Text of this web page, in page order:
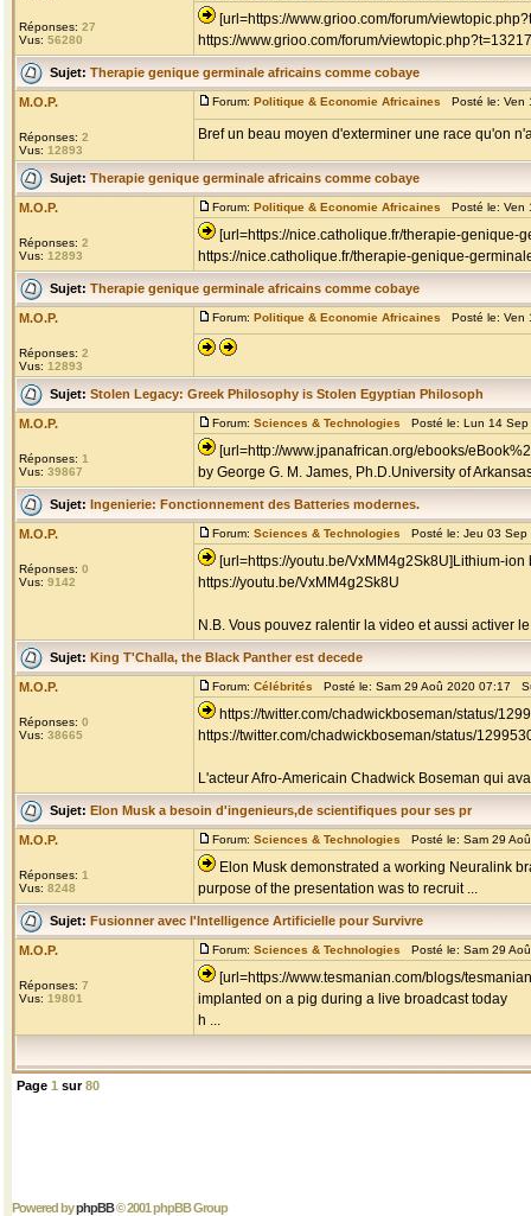
Réponses: 27
Vus: 56280
[url=https://www.grioo.com/forum/
https://www.grioo.com/forum/viewtopic.php?t=13217
Sujet: Therapie genique germinale africains comme cobaye
M.O.P.
Réponses: 2
Vus: 12893
Forum: Politique & Economie Africaines Posté le: Ven
Bref un beau moyen d'exterminer une race qu'on
Sujet: Therapie genique germinale africains comme cobaye
M.O.P.
Réponses: 2
Vus: 12893
Forum: Politique & Economie Africaines Posté le: Ven
[url=https://nice.catholique.fr/therapie-genique-
https://nice.catholique.fr/therapie-genique-
Sujet: Therapie genique germinale africains comme cobaye
M.O.P.
Réponses: 2
Vus: 12893
Forum: Politique & Economie Africaines Posté le: Ven
Sujet: Stolen Legacy: Greek Philosophy is Stolen Egyptian Philosoph
M.O.P.
Réponses: 1
Vus: 39867
Forum: Sciences & Technologies Posté le: Lun 14
[url=http://www.jpanafrican.org/ebooks/
by George G. M. James, Ph.D.University of
Sujet: Ingenierie: Fonctionnement des Batteries modernes.
M.O.P.
Réponses: 0
Vus: 9142
Forum: Sciences & Technologies Posté le: Jeu 03
[url=https://youtu.be/VxMM4g2Sk8U]Lithium-ion
https://youtu.be/VxMM4g2Sk8U
N.B. Vous pouvez ralentir la video et aussi activer
Sujet: King T'Challa, the Black Panther est decede
M.O.P.
Réponses: 0
Vus: 38665
Forum: Célébrités Posté le: Sam 29 Aoû 2020 07:17
https://twitter.com/chadwickboseman/status/
https://twitter.com/chadwickboseman/status/
L'acteur Afro-Americain Chadwick Boseman qui
Sujet: Elon Musk a besoin d'ingenieurs,de scientifiques pour ses pr
M.O.P.
Réponses: 1
Vus: 8248
Forum: Sciences & Technologies Posté le: Sam 29
Elon Musk demonstrated a working Neuralink
purpose of the presentation was to recruit ...
Sujet: Fusionner avec l'Intelligence Artificielle pour Survivre
M.O.P.
Réponses: 7
Vus: 19801
Forum: Sciences & Technologies Posté le: Sam 29
[url=https://www.tesmanian.com/blogs/
implanted on a pig during a live broadcast today
h ...
Page 1 sur80
Powered byphpBB© 2001 phpBB Group